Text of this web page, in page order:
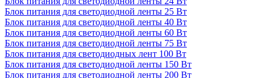
Блок питания для светодиодной ленты 25 Вт
Блок питания для светодиодной ленты 40 Вт
Блок питания для светодиодной ленты 60 Вт
Блок питания для светодиодной ленты 75 Вт
Блок питания для светодиодных лент 100 Вт
Блок питания для светодиодной ленты 150 Вт
Блок питания для светодиодной ленты 200 Вт